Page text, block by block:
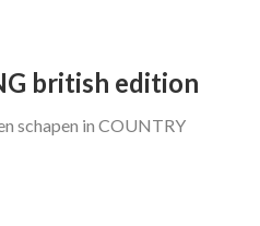
british edition
schapen in COUNTRY